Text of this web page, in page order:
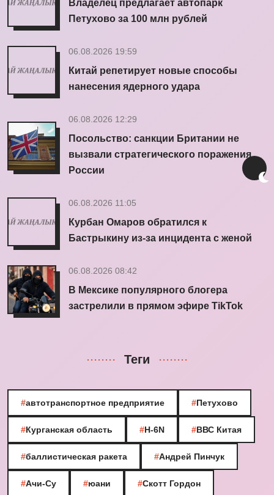
Владелец предлагает автопарк
Петухово за 100 млн рублей
06.08.2026 19:59
Китай репетирует новые способы
нанесения ядерного удара
06.08.2026 12:29
Посольство: санкции Британии не
вызвали стратегического поражения
России
06.08.2026 11:05
Курбан Омаров обратился к
Бастрыкину из-за инцидента с женой
06.08.2026 08:42
В Мексике популярного блогера
застрелили в прямом эфире TikTok
Теги
#автотранспортное предприятие #Петухово
#Курганская область #H-6N #ВВС Китая
#баллистическая ракета #Андрей Пинчук
#Ачи-Су #юани #Скотт Гордон